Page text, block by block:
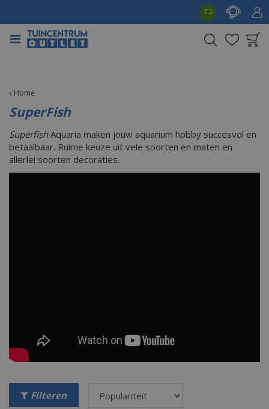
Home
7.5
SuperFish
SuperfishAquaria maken jouw aquarium hobby succesvol en
betaalbaar. Ruime keuze uit vele soorten en maten en
allerlei soorten decoraties.
Filteren